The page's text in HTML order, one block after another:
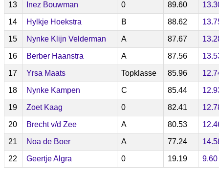
13 Inez Bouwman 0 89.60
14 Hylkje Hoekstra B 88.62
15 Nynke Klijn Velderman A 87.67
16 Berber Haanstra A 87.56
17 Yrsa Maats Topklasse 85.96
18 Nynke Kampen C 85.44
19 Zoet Kaag 0 82.41
20 Brecht v/d Zee A 80.53
21 Noa de Boer A 77.24
22 Geertje Algra 0 19.19 9.60